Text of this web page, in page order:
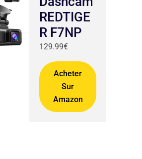
REDTIGE
R F7NP
129.99€
Acheter
Sur
Amazon